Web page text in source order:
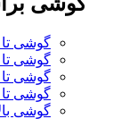
گوشی تا 2 میلیون تومان
گوشی تا 5 میلیون تومان
گوشی تا 7 میلیون تومان
گوشی تا 15 میلیون تومان
گوشی بالای 15